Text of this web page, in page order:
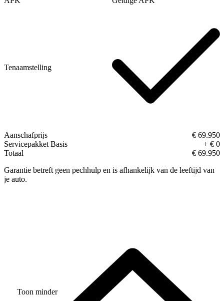
Tenaamstelling
Aanschafprijs
€ 69.950
Servicepakket Basis
+ € 0
Totaal
€ 69.950
Garantie betreft geen pechhulp en is afhankelijk van de leeftijd van
je auto.
Toon minder